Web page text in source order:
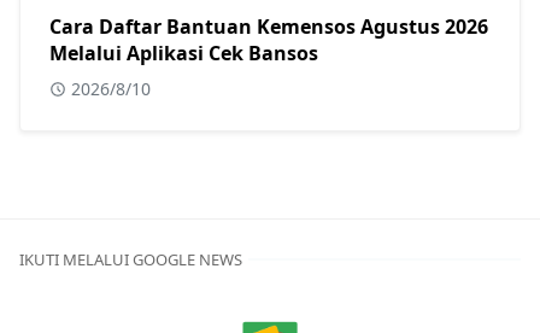
Cara Daftar Bantuan Kemensos Agustus 2026
Melalui Aplikasi Cek Bansos
2026/8/10
IKUTI MELALUI GOOGLE NEWS